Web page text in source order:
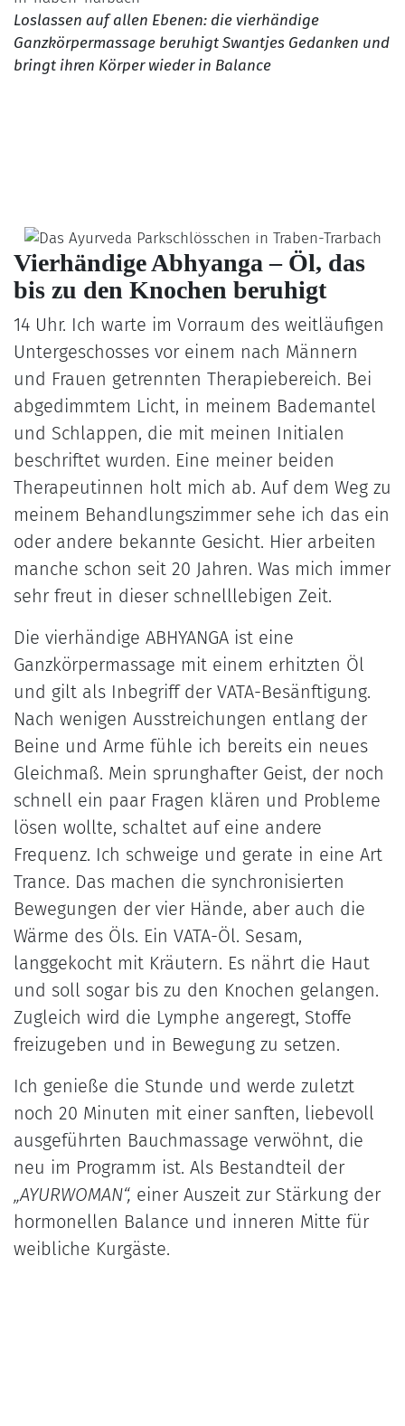
Loslassen auf allen Ebenen: die vierhändige
Ganzkörpermassage beruhigt Swantjes Gedanken und
bringt ihren Körper wieder in Balance
Vierhändige Abhyanga – Öl, das
bis zu den Knochen beruhigt
14 Uhr. Ich warte im Vorraum des weitläufigen
Untergeschosses vor einem nach Männern
und Frauen getrennten Therapiebereich. Bei
abgedimmtem Licht, in meinem Bademantel
und Schlappen, die mit meinen Initialen
beschriftet wurden. Eine meiner beiden
Therapeutinnen holt mich ab. Auf dem Weg zu
meinem Behandlungszimmer sehe ich das ein
oder andere bekannte Gesicht. Hier arbeiten
manche schon seit 20 Jahren. Was mich immer
sehr freut in dieser schnelllebigen Zeit.
Die vierhändige ABHYANGA ist eine
Ganzkörpermassage mit einem erhitzten Öl
und gilt als Inbegriff der VATA-Besänftigung.
Nach wenigen Ausstreichungen entlang der
Beine und Arme fühle ich bereits ein neues
Gleichmaß. Mein sprunghafter Geist, der noch
schnell ein paar Fragen klären und Probleme
lösen wollte, schaltet auf eine andere
Frequenz. Ich schweige und gerate in eine Art
Trance. Das machen die synchronisierten
Bewegungen der vier Hände, aber auch die
Wärme des Öls. Ein VATA-Öl. Sesam,
langgekocht mit Kräutern. Es nährt die Haut
und soll sogar bis zu den Knochen gelangen.
Zugleich wird die Lymphe angeregt, Stoffe
freizugeben und in Bewegung zu setzen.
Ich genieße die Stunde und werde zuletzt
noch 20 Minuten mit einer sanften, liebevoll
ausgeführten Bauchmassage verwöhnt, die
neu im Programm ist. Als Bestandteil der
„AYURWOMAN“, einer Auszeit zur Stärkung der
hormonellen Balance und inneren Mitte für
weibliche Kurgäste.